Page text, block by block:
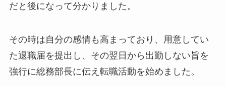
だと後になって分かりました。
その時は自分の感情も高まっており、用意してい
た退職届を提出し、その翌日から出勤しない旨を
強行に総務部長に伝え転職活動を始めました。